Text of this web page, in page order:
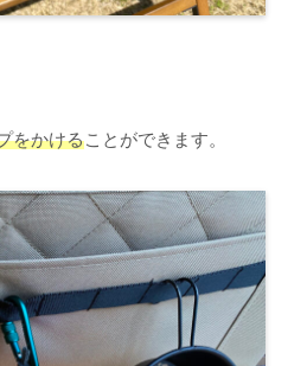
をかけることができます。